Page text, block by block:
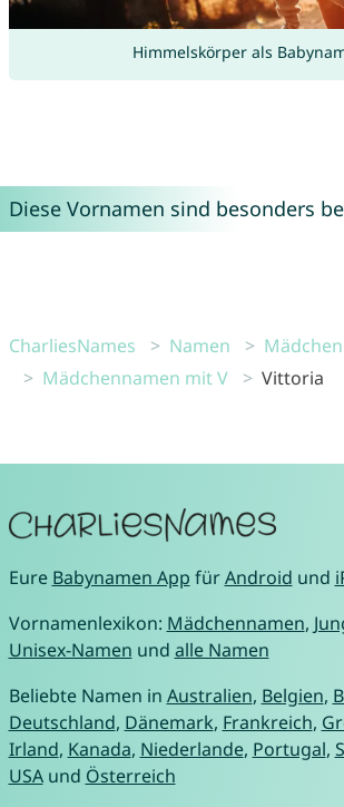
Himmelskörper als
Diese Vornamen sind besonders
CharliesNames Namen
Mädchennamen mit V
Vittoria
Eure Babynamen App fürAndroid und
Vornamenlexikon: Mädchennamen,
Unisex-Namen und alle Namen
Beliebte Namen in Australien, Belgien,
Deutschland, Dänemark, Frankreich,
Irland, Kanada, Niederlande, Portugal,
USAund Österreich